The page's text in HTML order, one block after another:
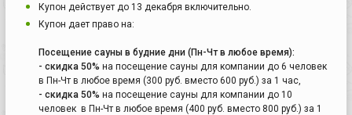
Купон действует до 13 декабря включительно.
Купон дает право на:
Посещение сауны в будние дни (Пн-Чт в любое время):
- скидка 50% на посещение сауны для компании до 6 человек
в Пн-Чт в любое время (300 руб. вместо 600 руб.) за 1 час,
- скидка 50% на посещение сауны для компании до 10
человек в Пн-Чт в любое время (400 руб. вместо 800 руб.) за 1